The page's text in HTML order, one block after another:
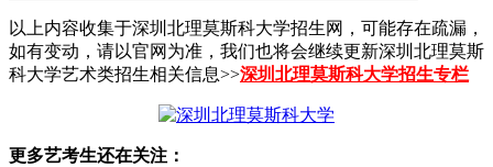
以上内容收集于深圳北理莫斯科大学招生网，可能存在疏漏，
如有变动，请以官网为准，我们也将会继续更新深圳北理莫斯
科大学艺术类招生相关信息>>深圳北理莫斯科大学招生专栏
更多艺考生还在关注：